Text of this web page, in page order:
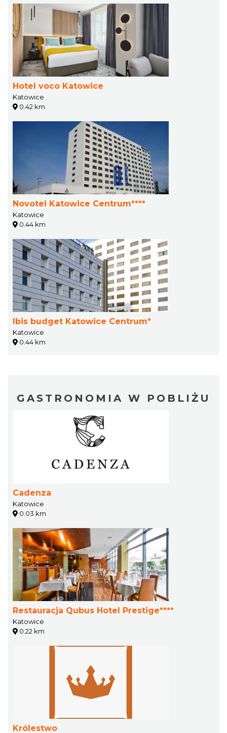
Hotel voco Katowice
Katowice
0.42 km
Novotel Katowice Centrum****
Katowice
0.44 km
Ibis budget Katowice Centrum*
Katowice
0.44 km
GASTRONOMIA W POBLIŻU
Cadenza
Katowice
0.03 km
Restauracja Qubus Hotel Prestige****
Katowice
0.22 km
Królestwo